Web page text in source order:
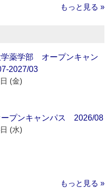
もっと見る »
学薬学部 オープンキャン
2027/03
(金)
プンキャンパス 2026/08
(水)
もっと見る »